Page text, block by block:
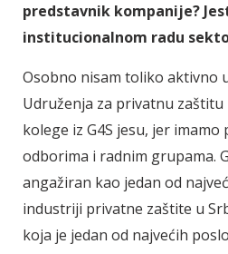
predstavnik kompanije?
institucionalnom radu
Osobno nisam toliko aktivno
Udruženja za privatnu zaštitu
kolege iz G4S jesu, jer
odborima i radnim grupama.
angažiran kao jedan od
industriji privatne zaštite u
koja je jedan od najvećih